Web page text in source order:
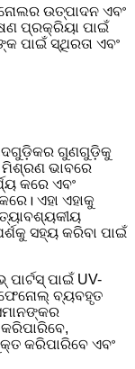
ଉତ୍ପାଦନ ଏବଂ
ପ୍ରକ୍ରିୟା ପାଇଁ
ପାଇଁ ସ୍ଥିରତା ଏବଂ
ଗୁଣଗୁଡ଼ିକୁ
ଭାବରେ
କରେ ଏବଂ
ଏହା ଏହାକୁ
ସହ୍ୟ କରିବା ପାଇଁ
ପାଇଁ UV-
ବ୍ୟବହୃତ
କରିପାରିବେ ଏବଂ